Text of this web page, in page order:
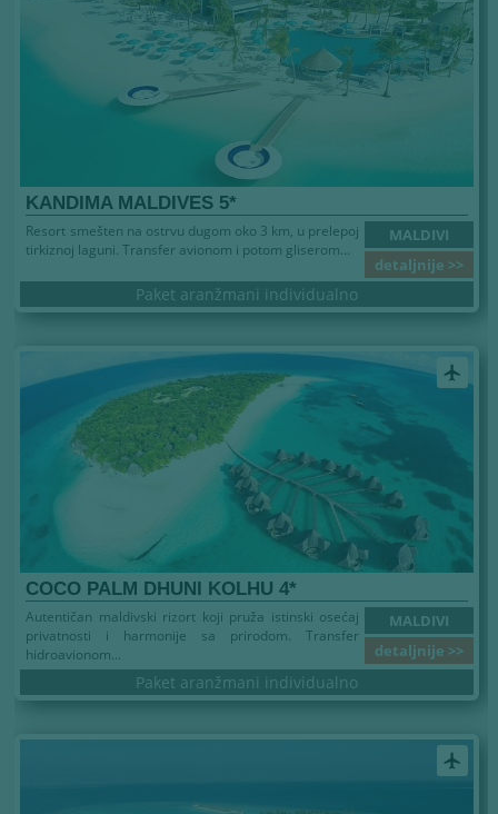
KANDIMA MALDIVES 5*
MALDIVI
detaljnije >>
Resort smešten na ostrvu dugom oko 3 km, u prelepoj
tirkiznoj laguni. Transfer avionom i potom gliserom...
Paket aranžmani individualno
airplanemode_active
COCO PALM DHUNI KOLHU 4*
MALDIVI
detaljnije >>
Autentičan maldivski rizort koji pruža istinski osećaj
privatnosti i harmonije sa prirodom. Transfer
hidroavionom...
Paket aranžmani individualno
airplanemode_active